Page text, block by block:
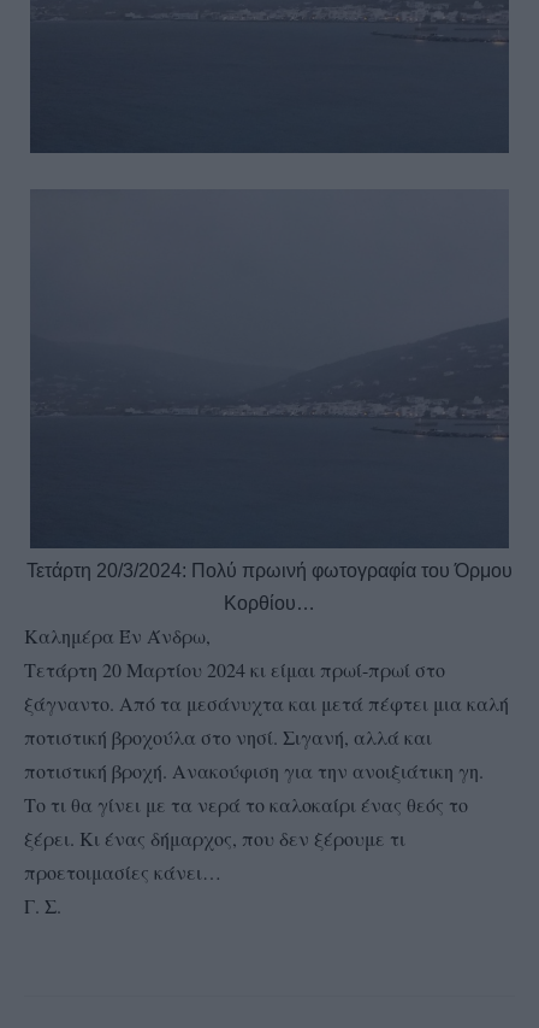
Τετάρτη 20/3/2024: Πολύ πρωινή φωτογραφία του Όρμου
Κορθίου…
Καλημέρα Έν Άνδρω,
Τετάρτη 20 Μαρτίου 2024 κι είμαι πρωί-πρωί στο
ξάγναντο. Από τα μεσάνυχτα και μετά πέφτει μια καλή
ποτιστική βροχούλα στο νησί. Σιγανή, αλλά και
ποτιστική βροχή. Ανακούφιση για την ανοιξιάτικη γη.
Το τι θα γίνει με τα νερά το καλοκαίρι ένας θεός το
ξέρει. Κι ένας δήμαρχος, που δεν ξέρουμε τι
προετοιμασίες κάνει…
Γ. Σ.